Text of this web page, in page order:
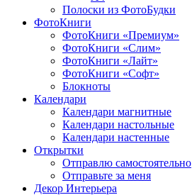
Полоски из ФотоБудки
ФотоКниги
ФотоКниги «Премиум»
ФотоКниги «Слим»
ФотоКниги «Лайт»
ФотоКниги «Софт»
Блокноты
Календари
Календари магнитные
Календари настольные
Календари настенные
Открытки
Отправлю самостоятельно
Отправьте за меня
Декор Интерьера